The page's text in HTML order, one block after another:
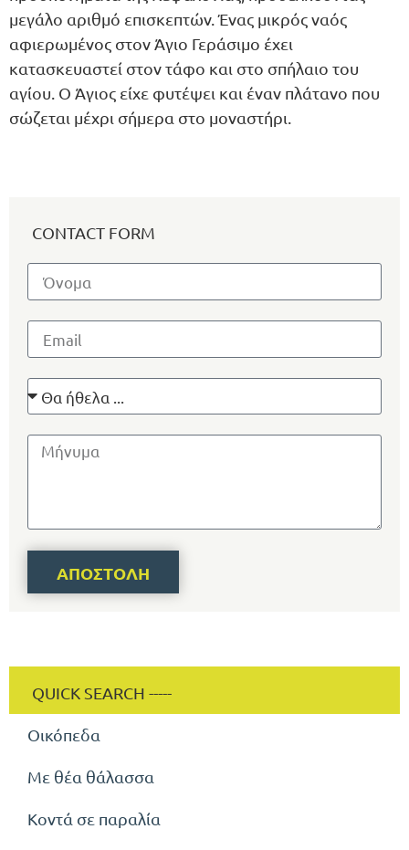
μεγάλο αριθμό επισκεπτών. Ένας μικρός ναός
αφιερωμένος στον Άγιο Γεράσιμο έχει
κατασκευαστεί στον τάφο και στο σπήλαιο του
αγίου. Ο Άγιος είχε φυτέψει και έναν πλάτανο που
σώζεται μέχρι σήμερα στο μοναστήρι.
ΑΠΟΣΤΟΛΉ
Οικόπεδα
Με θέα θάλασσα
Κοντά σε παραλία